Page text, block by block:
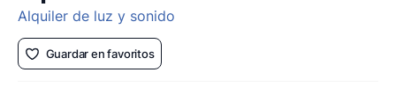
Alquiler de luz y sonido
Guardar en favoritos